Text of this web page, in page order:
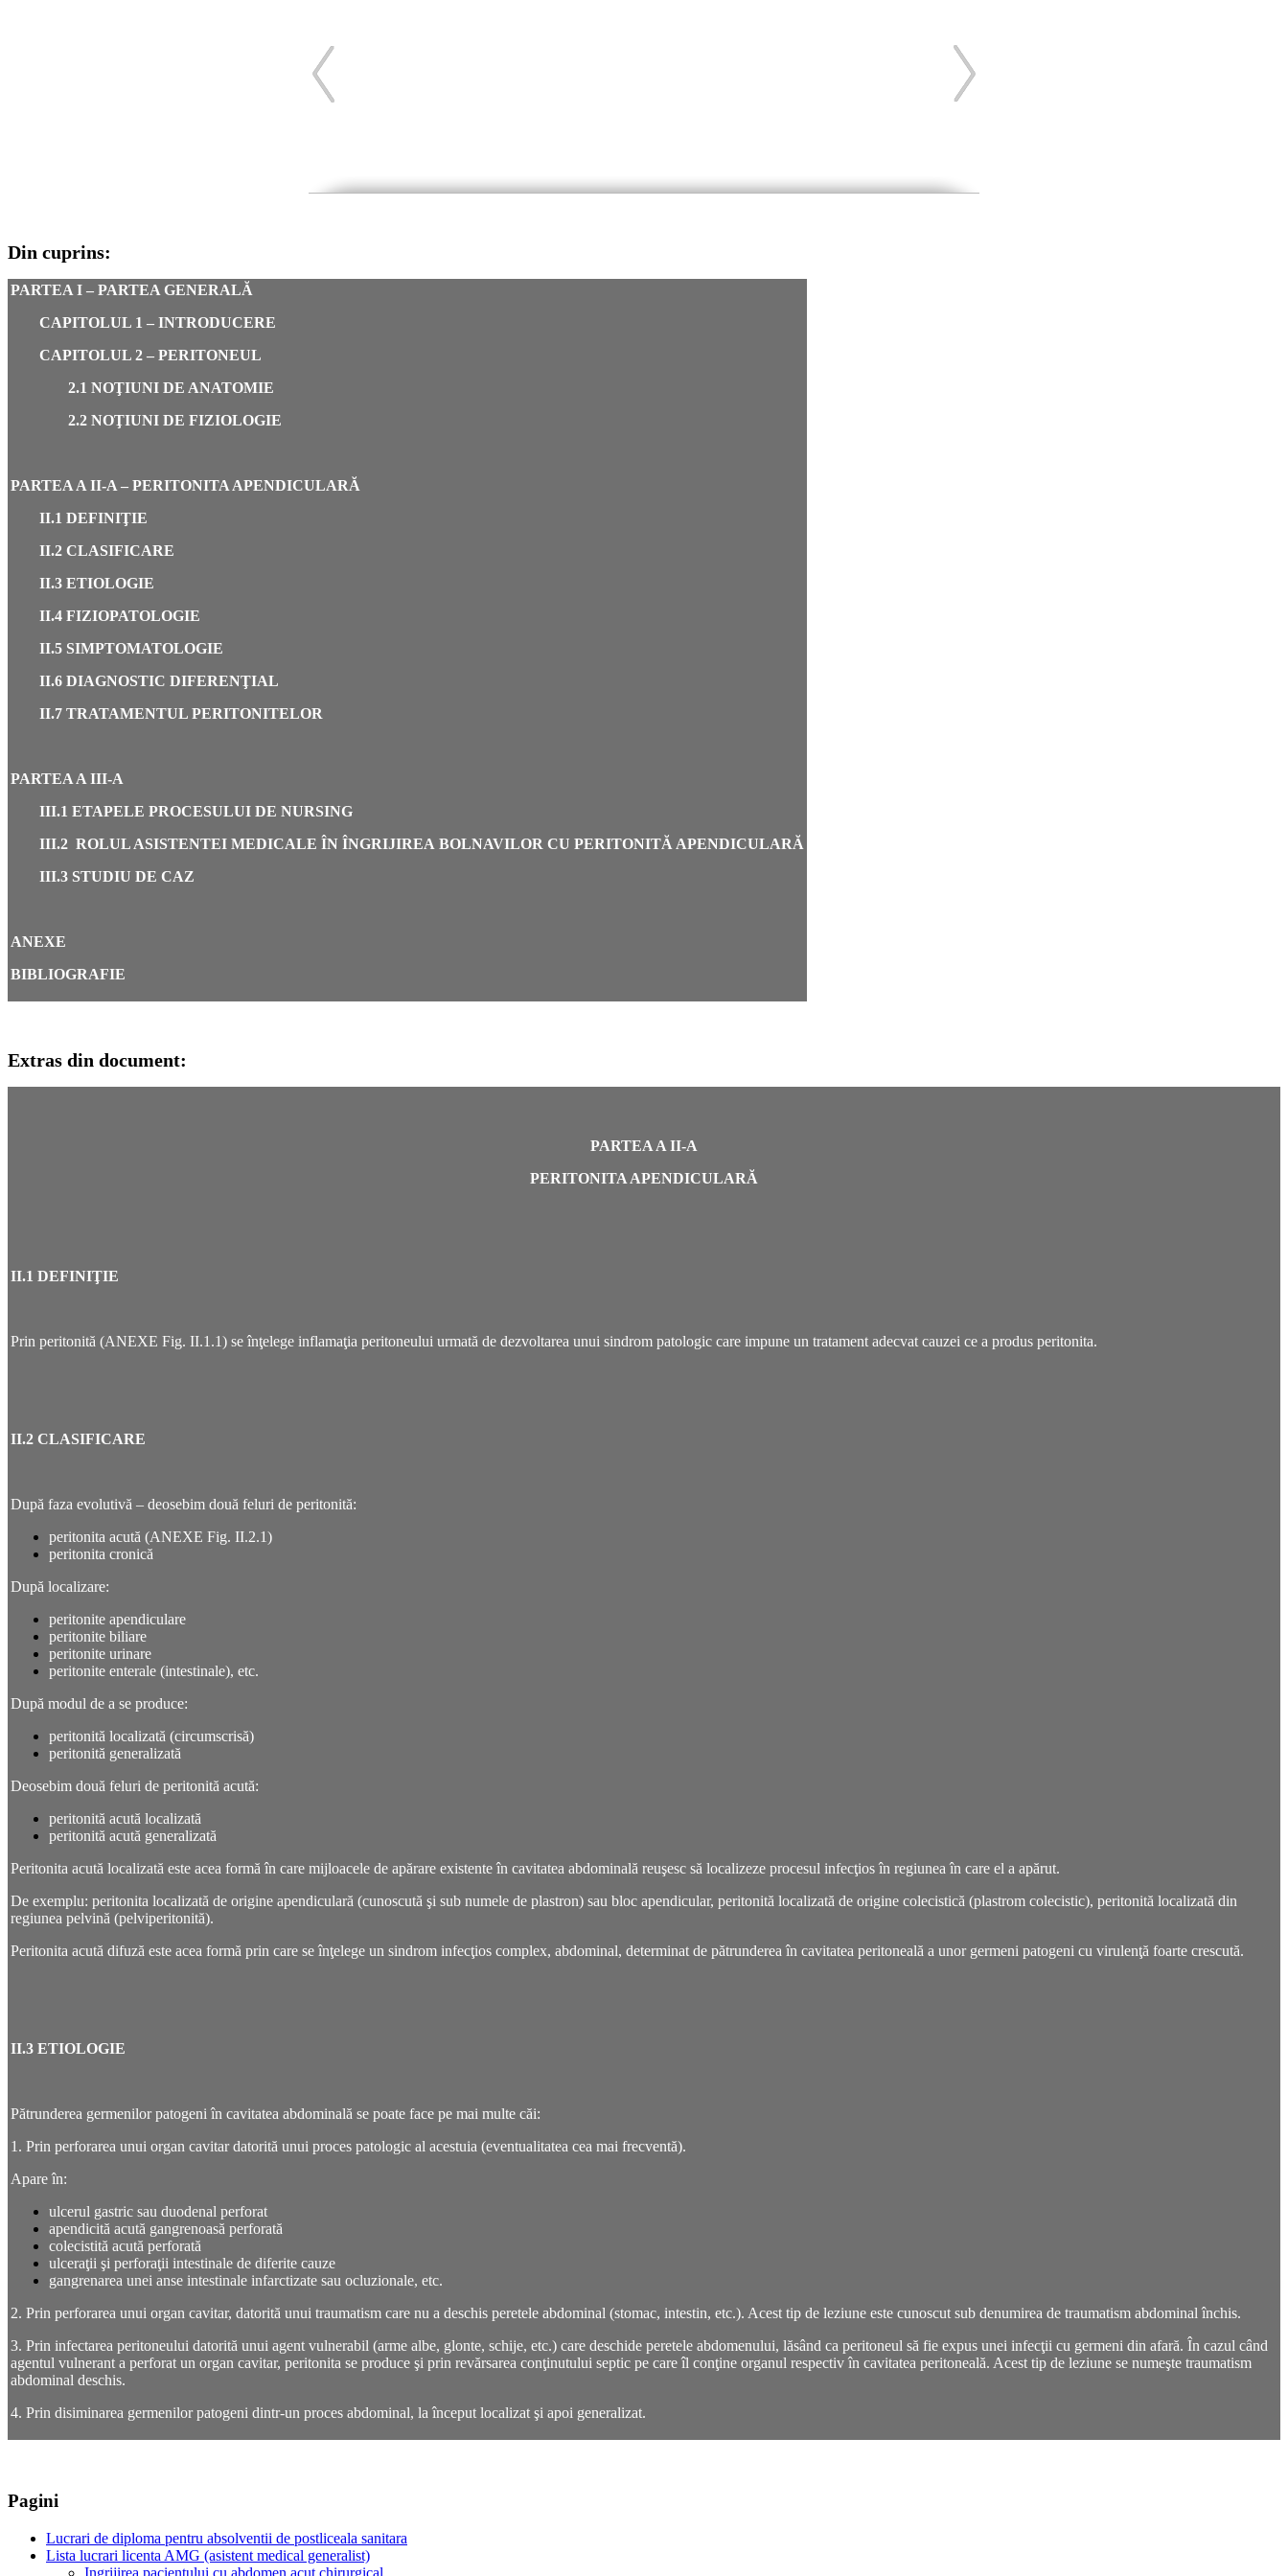
Din cuprins:
PARTEA I – PARTEA GENERALĂ
CAPITOLUL 1 – INTRODUCERE
CAPITOLUL 2 – PERITONEUL
2.1 NOŢIUNI DE ANATOMIE
2.2 NOŢIUNI DE FIZIOLOGIE
PARTEA A II-A – PERITONITA APENDICULARĂ
II.1 DEFINIŢIE
II.2 CLASIFICARE
II.3 ETIOLOGIE
II.4 FIZIOPATOLOGIE
II.5 SIMPTOMATOLOGIE
II.6 DIAGNOSTIC DIFERENŢIAL
II.7 TRATAMENTUL PERITONITELOR
PARTEA A III-A
III.1 ETAPELE PROCESULUI DE NURSING
III.2 ROLUL ASISTENTEI MEDICALE ÎN ÎNGRIJIREA BOLNAVILOR CU PERITONITĂ APENDICULARĂ
III.3 STUDIU DE CAZ
ANEXE
BIBLIOGRAFIE
Extras din document:
PARTEA A II-A
PERITONITA APENDICULARĂ
II.1 DEFINIŢIE
Prin peritonită (ANEXE Fig. II.1.1) se înţelege inflamaţia peritoneului urmată de dezvoltarea unui sindrom patologic care impune un tratament adecvat cauzei ce a produs peritonita.
II.2 CLASIFICARE
După faza evolutivă – deosebim două feluri de peritonită:
peritonita acută (ANEXE Fig. II.2.1)
peritonita cronică
După localizare:
peritonite apendiculare
peritonite biliare
peritonite urinare
peritonite enterale (intestinale), etc.
După modul de a se produce:
peritonită localizată (circumscrisă)
peritonită generalizată
Deosebim două feluri de peritonită acută:
peritonită acută localizată
peritonită acută generalizată
Peritonita acută localizată este acea formă în care mijloacele de apărare existente în cavitatea abdominală reuşesc să localizeze procesul infecţios în regiunea în care el a apărut.
De exemplu: peritonita localizată de origine apendiculară (cunoscută şi sub numele de plastron) sau bloc apendicular, peritonită localizată de origine colecistică (plastrom colecistic), peritonită localizată din
regiunea pelvină (pelviperitonită).
Peritonita acută difuză este acea formă prin care se înţelege un sindrom infecţios complex, abdominal, determinat de pătrunderea în cavitatea peritoneală a unor germeni patogeni cu virulenţă foarte crescută.
II.3 ETIOLOGIE
Pătrunderea germenilor patogeni în cavitatea abdominală se poate face pe mai multe căi:
1. Prin perforarea unui organ cavitar datorită unui proces patologic al acestuia (eventualitatea cea mai frecventă).
Apare în:
ulcerul gastric sau duodenal perforat
apendicită acută gangrenoasă perforată
colecistită acută perforată
ulceraţii şi perforaţii intestinale de diferite cauze
gangrenarea unei anse intestinale infarctizate sau ocluzionale, etc.
2. Prin perforarea unui organ cavitar, datorită unui traumatism care nu a deschis peretele abdominal (stomac, intestin, etc.). Acest tip de leziune este cunoscut sub denumirea de traumatism abdominal închis.
3. Prin infectarea peritoneului datorită unui agent vulnerabil (arme albe, glonte, schije, etc.) care deschide peretele abdomenului, lăsând ca peritoneul să fie expus unei infecţii cu germeni din afară. În cazul când
agentul vulnerant a perforat un organ cavitar, peritonita se produce şi prin revărsarea conţinutului septic pe care îl conţine organul respectiv în cavitatea peritoneală. Acest tip de leziune se numeşte traumatism
abdominal deschis.
4. Prin disiminarea germenilor patogeni dintr-un proces abdominal, la început localizat şi apoi generalizat.
Pagini
Lucrari de diploma pentru absolventii de postliceala sanitara
Lista lucrari licenta AMG (asistent medical generalist)
Ingrijirea pacientului cu abdomen acut chirurgical